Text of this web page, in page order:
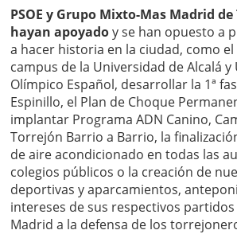
PSOE y Grupo Mixto-Mas Madrid
hayan apoyadoy se han opuesto a
a hacer historia en la ciudad, como
campus de la Universidad de Alcalá y
Olímpico Español, desarrollar la 1ª
Espinillo, el Plan de Choque
implantar Programa ADN Canino,
Torrejón Barrio a Barrio, la
de aire acondicionado en todas las
colegios públicos o la creación de
deportivas y aparcamientos,
intereses de sus respectivos
Madrid a la defensa de los